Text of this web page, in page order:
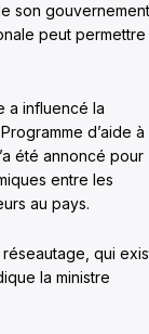
son gouvernement
peut permettre
a influencé la
d’aide à
été annoncé pour
entre les
au pays.
qui
la ministre